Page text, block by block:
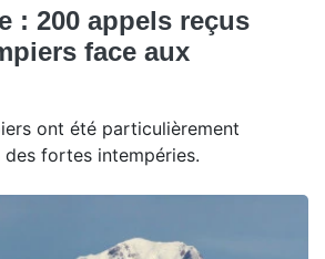
: 200 appels reçus
face aux
ont été particulièrement
fortes intempéries.